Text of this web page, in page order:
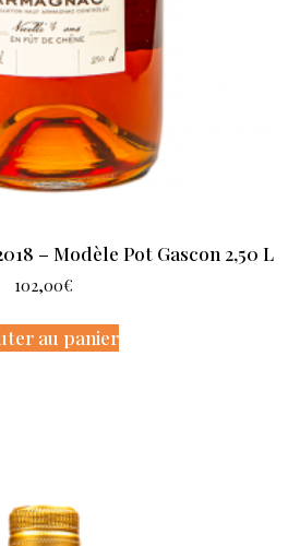
– Modèle Pot Gascon 2,50 L
102,00€
au panier